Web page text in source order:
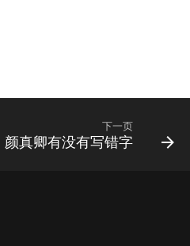
下一页
颜真卿有没有写错字